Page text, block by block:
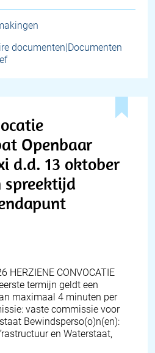
documenten|Documenten
Openbaar
d.d. 13 oktober
spreektijd
HERZIENE CONVOCATIE
termijn geldt een
maximaal 4 minuten per
vaste commissie voor
Bewindsperso(o)n(en):
en Waterstaat,